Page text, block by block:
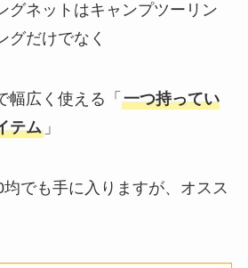
グネットはキャンプツーリン
グだけでなく
幅広く使える「 一つ持ってい
テム」
でも手に入りますが、オスス